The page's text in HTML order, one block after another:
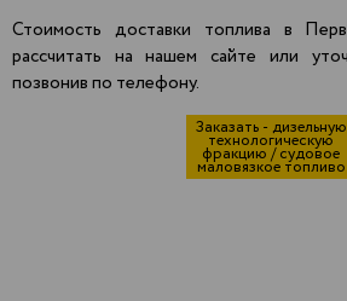
Стоимость доставки топлива в
рассчитать на нашем сайте или
позвонив по телефону.
Заказать - дизельную
технологическую
фракцию / судовое
маловязкое топливо